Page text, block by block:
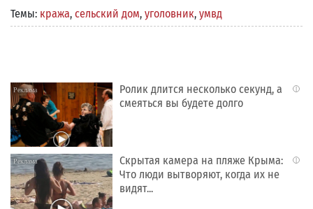
Темы: кража, сельский дом, уголовник, умвд
i
Ролик длится несколько секунд, а
смеяться вы будете долго
i
Скрытая камера на пляже Крыма:
Что люди вытворяют, когда их не
видят...